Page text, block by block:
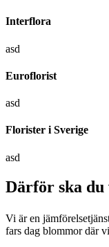
Interflora
asd
Euroflorist
asd
Florister i Sverige
asd
Därför ska du
Vi är en
fars dag blommor där